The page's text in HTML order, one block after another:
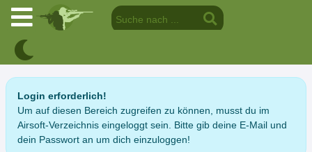
Login erforderlich!
Um auf diesen Bereich zugreifen zu können, musst du im
Airsoft-Verzeichnis eingeloggt sein. Bitte gib deine E-Mail und
dein Passwort an um dich einzuloggen!